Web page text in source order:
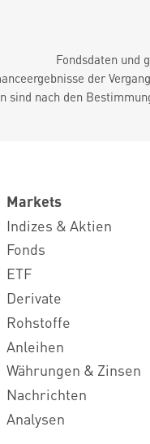
Fondsdaten und
der
sind nach den
Markets
Indizes & Aktien
Fonds
ETF
Derivate
Rohstoffe
Anleihen
Währungen & Zinsen
Nachrichten
Analysen